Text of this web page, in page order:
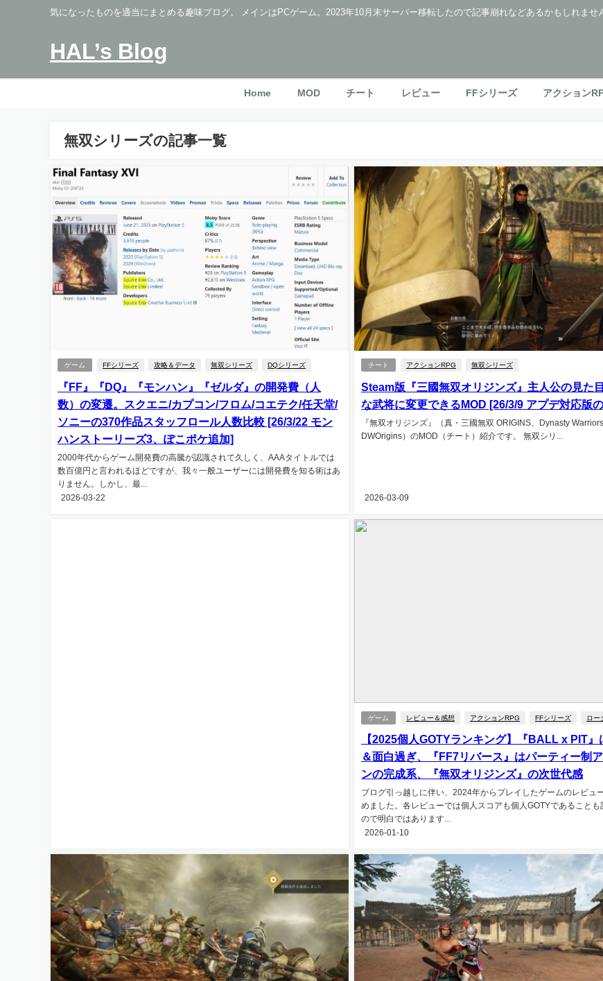
気になったものを適当にまとめる趣味ブログ。 メインはPCゲーム。2023年10月末サーバー移転したので記事崩れなどあるかもしれませ
HAL’s Blog
Home MOD チート レビュー FFシリーズ アクション
無双シリーズの記事一覧
ゲーム FFシリーズ 攻略＆データ 無双シリーズ DQシリーズ
『FF』『DQ』『モンハン』『ゼルダ』の開発費（人
数）の変遷。スクエニ/カプコン/フロム/コエテク/任天堂/
ソニーの370作品スタッフロール人数比較 [26/3/22 モン
ハンストーリーズ3、ぽこポケ追加]
2000年代からゲーム開発費の高騰が認識されて久しく、AAAタイトルでは
数百億円と言われるほどですが、我々一般ユーザーには開発費を知る術はあ
りません。しかし、最...
2026-03-22
チート アクションRPG 無双シリーズ
Steam版『三國無双オリジンズ』主人公の見た
な武将に変更できるMOD [26/3/9 アプデ対応版
『無双オリジンズ』（真・三國無双 ORIGINS、Dynasty
DWOrigins）のMOD（チート）紹介です。 無双シリ...
2026-03-09
ゲーム レビュー＆感想 アクションRPG FFシリーズ ロー
【2025個人GOTYランキング】『BALL x PIT』
＆面白過ぎ、『FF7リバース』はパーティー制
ンの完成系、『無双オリジンズ』の次世代感
ブログ引っ越しに伴い、2024年からプレイしたゲームのレビュ
めました。各レビューでは個人スコアも個人GOTYであることも
ので明白ではあります...
2026-01-10